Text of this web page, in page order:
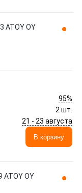
ATOY OY
95%
2 шт.
21 - 23 августа
В корзину
ATOY OY